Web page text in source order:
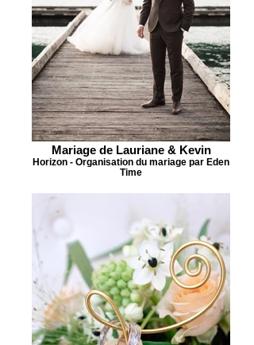
Mariage de Lauriane & Kevin
Horizon - Organisation du mariage par Eden
Time